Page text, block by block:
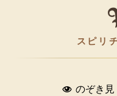
スピリ
のぞき